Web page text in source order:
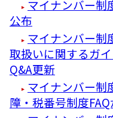
マイナンバー
公布
マイナンバー
取扱いに関するガ
Q&A更新
マイナンバー
障・税番号制度